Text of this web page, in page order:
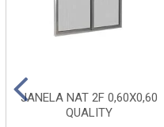
JANELA NAT 2F 0,60X0,60
QUALITY